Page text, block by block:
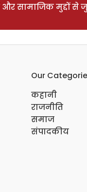
सामाजिक मुद्दों से
Our
कहानी
राजनीति
समाज
संपादकीय